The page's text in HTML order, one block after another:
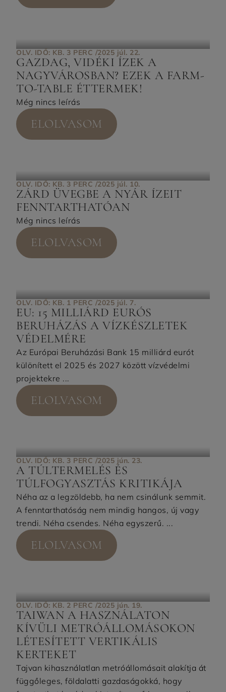
OLV. IDŐ: KB. 3 PERC /2025 júl. 22.
GAZDAG, VIDÉKI ÍZEK A
NAGYVÁROSBAN? EZEK A FARM-
TO-TABLE ÉTTERMEK!
Még nincs leírás
ELOLVASOM
OLV. IDŐ: KB. 3 PERC /2025 júl. 10.
ZÁRD ÜVEGBE A NYÁR ÍZEIT
FENNTARTHATÓAN
Még nincs leírás
ELOLVASOM
OLV. IDŐ: KB. 1 PERC /2025 júl. 7.
EU: 15 MILLIÁRD EURÓS
BERUHÁZÁS A VÍZKÉSZLETEK
VÉDELMÉRE
Az Európai Beruházási Bank 15 milliárd eurót
különített el 2025 és 2027 között vízvédelmi
projektekre ...
ELOLVASOM
OLV. IDŐ: KB. 3 PERC /2025 jún. 23.
A TÚLTERMELÉS ÉS
TÚLFOGYASZTÁS KRITIKÁJA
Néha az a legzöldebb, ha nem csinálunk semmit.
A fenntarthatóság nem mindig hangos, új vagy
trendi. Néha csendes. Néha egyszerű. ...
ELOLVASOM
OLV. IDŐ: KB. 2 PERC /2025 jún. 19.
TAIWAN A HASZNÁLATON
KÍVÜLI METRÓÁLLOMÁSOKON
LÉTESÍTETT VERTIKÁLIS
KERTEKET
Tajvan kihasználatlan metróállomásait alakítja át
függőleges, földalatti gazdaságokká, hogy